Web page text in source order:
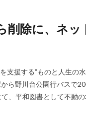
削除に、ネ
支援する”ものと人生の
ら野川台公園行バスで
、平和図書として不動